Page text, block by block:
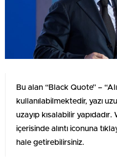
Bu alan “Black Quote” –
kullanılabilmektedir, yazı
uzayıp kısalabilir
içerisinde alıntı iconuna
hale getirebilirsiniz.